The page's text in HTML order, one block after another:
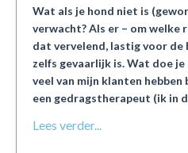
Wat als je hond niet is
verwacht? Als er – om welke
dat vervelend, lastig voor de
zelfs gevaarlijk is. Wat doe je
veel van mijn klanten
een gedragstherapeut (ik in
Lees verder...